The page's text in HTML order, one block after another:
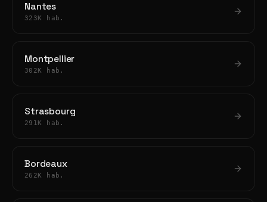
Nantes
323K hab.
Montpellier
302K hab.
Strasbourg
291K hab.
Bordeaux
262K hab.